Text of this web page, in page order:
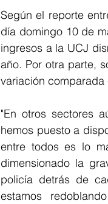
Según el reporte
día domingo 10 de
ingresos a la UCJ
año. Por otra parte,
variación comparada
hemos puesto a
entre todos es lo
dimensionado la
policía detrás de
estamos